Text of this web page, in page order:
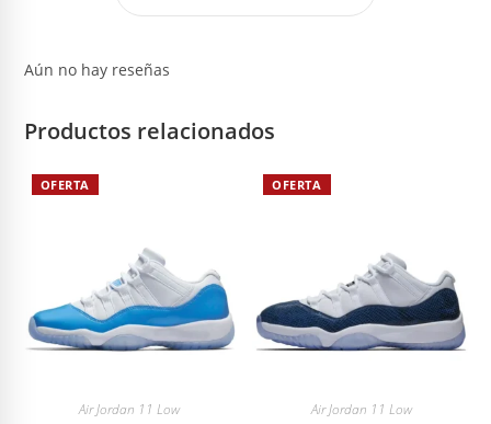
Aún no hay reseñas
Productos relacionados
OFERTA
Air Jordan 11 Low
OFERTA
Air Jordan 11 Low